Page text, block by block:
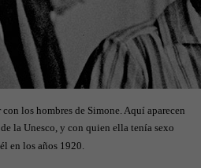
los hombres de Simone. Aquí aparecen
la Unesco, y con quien ella tenía sexo
en los años 1920.